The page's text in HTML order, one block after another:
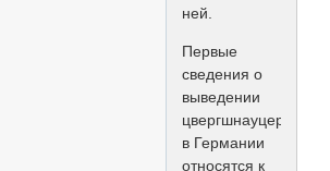
ней.
Первые
сведения о
выведении
цвергшнауцеров
в Германии
относятся к